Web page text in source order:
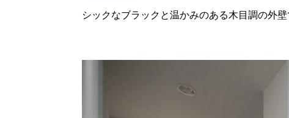
シックなブラックと温かみのある木目調の外